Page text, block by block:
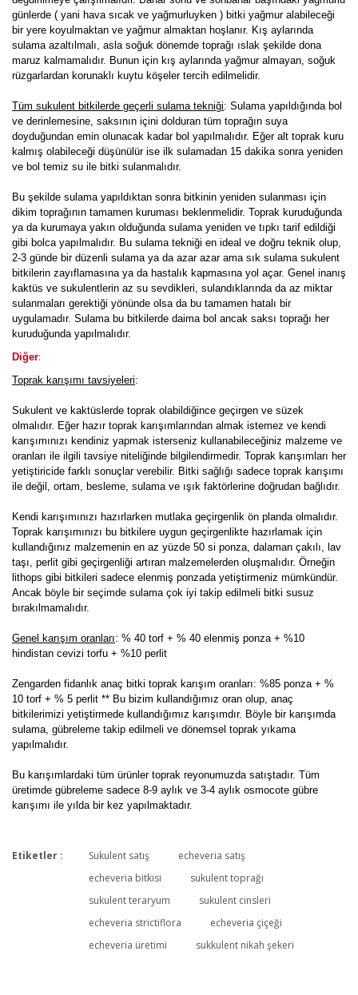
günlerde ( yani hava sıcak ve yağmurluyken ) bitki yağmur alabileceği
bir yere koyulmaktan ve yağmur almaktan hoşlanır. Kış aylarında
sulama azaltılmalı, asla soğuk dönemde toprağı ıslak şekilde dona
maruz kalmamalıdır. Bunun için kış aylarında yağmur almayan, soğuk
rüzgarlardan korunaklı kuytu köşeler tercih edilmelidir.
Tüm sukulent bitkilerde geçerli sulama tekniği: Sulama yapıldığında bol
ve derinlemesine, saksının içini dolduran tüm toprağın suya
doyduğundan emin olunacak kadar bol yapılmalıdır. Eğer alt toprak kuru
kalmış olabileceği düşünülür ise ilk sulamadan 15 dakika sonra yeniden
ve bol temiz su ile bitki sulanmalıdır.
Bu şekilde sulama yapıldıktan sonra bitkinin yeniden sulanması için
dikim toprağının tamamen kuruması beklenmelidir. Toprak kuruduğunda
ya da kurumaya yakın olduğunda sulama yeniden ve tıpkı tarif edildiği
gibi bolca yapılmalıdır. Bu sulama tekniği en ideal ve doğru teknik olup,
2-3 günde bir düzenli sulama ya da azar azar ama sık sulama sukulent
bitkilerin zayıflamasına ya da hastalık kapmasına yol açar. Genel inanış
kaktüs ve sukulentlerin az su sevdikleri, sulandıklarında da az miktar
sulanmaları gerektiği yönünde olsa da bu tamamen hatalı bir
uygulamadır. Sulama bu bitkilerde daima bol ancak saksı toprağı her
kuruduğunda yapılmalıdır.
Diğer:
Toprak karışımı tavsiyeleri:
Sukulent ve kaktüslerde toprak olabildiğince geçirgen ve süzek
olmalıdır. Eğer hazır toprak karışımlarından almak istemez ve kendi
karışımınızı kendiniz yapmak isterseniz kullanabileceğiniz malzeme ve
oranları ile ilgili tavsiye niteliğinde bilgilendirmedir. Toprak karışımları her
yetiştiricide farklı sonuçlar verebilir. Bitki sağlığı sadece toprak karışımı
ile değil, ortam, besleme, sulama ve ışık faktörlerine doğrudan bağlıdır.
Kendi karışımınızı hazırlarken mutlaka geçirgenlik ön planda olmalıdır.
Toprak karışımınızı bu bitkilere uygun geçirgenlikte hazırlamak için
kullandığınız malzemenin en az yüzde 50 si ponza, dalaman çakılı, lav
taşı, perlit gibi geçirgenliği artıran malzemelerden oluşmalıdır. Örneğin
lithops gibi bitkileri sadece elenmiş ponzada yetiştirmeniz mümkündür.
Ancak böyle bir seçimde sulama çok iyi takip edilmeli bitki susuz
bırakılmamalıdır.
Genel karışım oranları: % 40 torf + % 40 elenmiş ponza + %10
hindistan cevizi torfu + %10 perlit
Zengarden fidanlık anaç bitki toprak karışım oranları: %85 ponza + %
10 torf + % 5 perlit ** Bu bizim kullandığımız oran olup, anaç
bitkilerimizi yetiştirmede kullandığımız karışımdır. Böyle bir karışımda
sulama, gübreleme takip edilmeli ve dönemsel toprak yıkama
yapılmalıdır.
Bu karışımlardaki tüm ürünler toprak reyonumuzda satıştadır. Tüm
üretimde gübreleme sadece 8-9 aylık ve 3-4 aylık osmocote gübre
karışımı ile yılda bir kez yapılmaktadır.
Bu ürüne ilk yorumu siz yapın!
Yorum Yaz
Etiketler : Sukulent satış
echeveria satış
echeveria bitkisi
sukulent toprağı
sukulent teraryum
sukulent cinsleri
echeveria strictiflora
echeveria çiçeği
echeveria üretimi
sukkulent nikah şekeri